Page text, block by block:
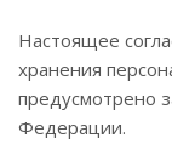
Настоящее
хранения
предусмотрено
Федерации.